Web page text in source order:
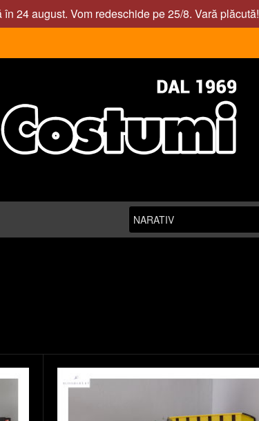
24 august. Vom redeschide pe 25/8. Vară plăcută!